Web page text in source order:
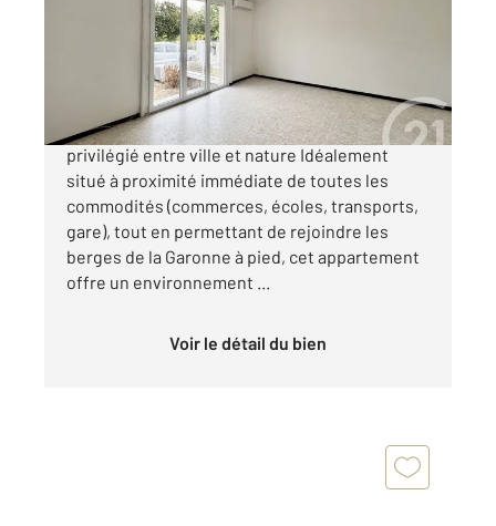
Appartement T4 à vendre
215 000 €
PORTET-SUR-GARONNE Un cadre de vie
privilégié entre ville et nature Idéalement
situé à proximité immédiate de toutes les
commodités (commerces, écoles, transports,
gare), tout en permettant de rejoindre les
berges de la Garonne à pied, cet appartement
offre un environnement ...
Voir le détail du bien